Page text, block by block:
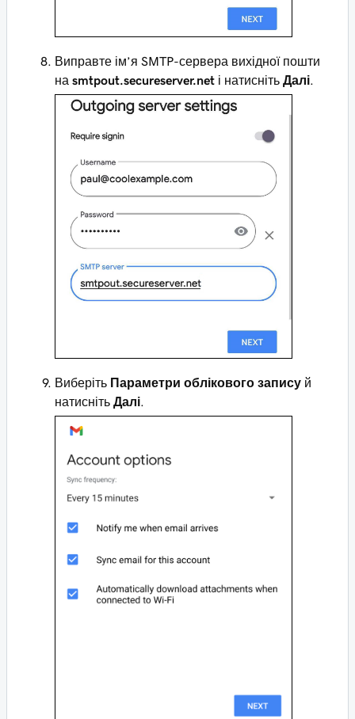
Виправте ім’я SMTP-сервера вихідної пошти
на smtpout.secureserver.net і натисніть Далі.
Виберіть Параметри облікового запису й
натисніть Далі.